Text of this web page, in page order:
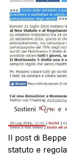
Il post di
statuto e